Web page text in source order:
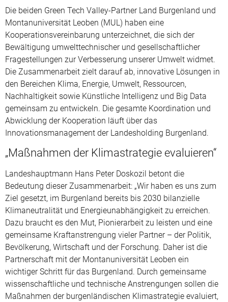
Die beiden Green Tech Valley-Partner Land Burgenland und
Montanuniversität Leoben (MUL) haben eine
Kooperationsvereinbarung unterzeichnet, die sich der
Bewältigung umwelttechnischer und gesellschaftlicher
Fragestellungen zur Verbesserung unserer Umwelt widmet.
Die Zusammenarbeit zielt darauf ab, innovative Lösungen in
den Bereichen Klima, Energie, Umwelt, Ressourcen,
Nachhaltigkeit sowie Künstliche Intelligenz und Big Data
gemeinsam zu entwickeln. Die gesamte Koordination und
Abwicklung der Kooperation läuft über das
Innovationsmanagement der Landesholding Burgenland.
„Maßnahmen der Klimastrategie evaluieren“
Landeshauptmann Hans Peter Doskozil betont die
Bedeutung dieser Zusammenarbeit: „Wir haben es uns zum
Ziel gesetzt, im Burgenland bereits bis 2030 bilanzielle
Klimaneutralität und Energieunabhängigkeit zu erreichen.
Dazu braucht es den Mut, Pionierarbeit zu leisten und eine
gemeinsame Kraftanstrengung vieler Partner – der Politik,
Bevölkerung, Wirtschaft und der Forschung. Daher ist die
Partnerschaft mit der Montanuniversität Leoben ein
wichtiger Schritt für das Burgenland. Durch gemeinsame
wissenschaftliche und technische Anstrengungen sollen die
Maßnahmen der burgenländischen Klimastrategie evaluiert,